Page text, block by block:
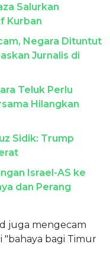
Salurkan
Kurban
Negara Dituntut
Jurnalis di
Teluk Perlu
Hilangkan
Sidik: Trump
Israel-AS ke
dan Perang
juga mengecam
"bahaya bagi Timur